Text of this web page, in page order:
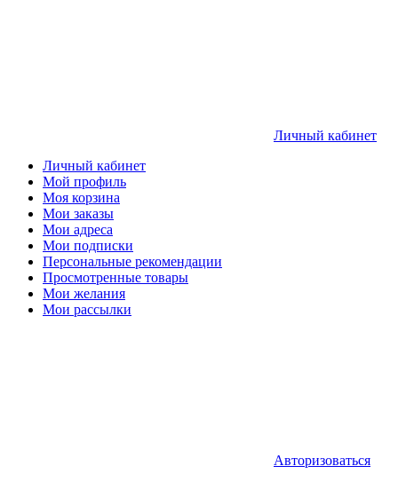
Личный кабинет
Личный кабинет
Мой профиль
Моя корзина
Мои заказы
Мои адреса
Мои подписки
Персональные рекомендации
Просмотренные товары
Мои желания
Мои рассылки
Авторизоваться